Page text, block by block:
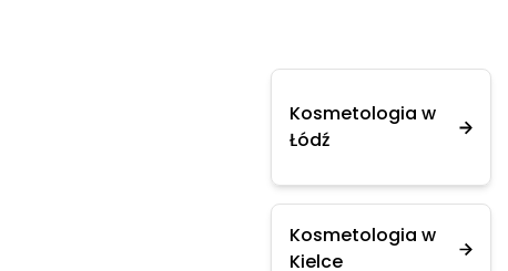
Kosmetologia w
Łódź
Kosmetologia w
Kielce